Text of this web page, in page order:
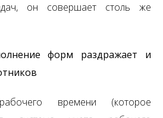
он совершает столь же
форм раздражает и
времени (которое